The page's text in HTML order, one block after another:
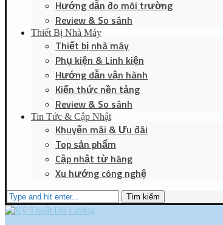
Hướng dẫn đo môi trường
Review & So sánh
Thiết Bị Nhà Máy
Thiết bị nhà máy
Phụ kiện & Linh kiện
Hướng dẫn vận hành
Kiến thức nền tảng
Review & So sánh
Tin Tức & Cập Nhật
Khuyến mãi & Ưu đãi
Top sản phẩm
Cập nhật từ hãng
Xu hướng công nghệ
Tìm kiếm